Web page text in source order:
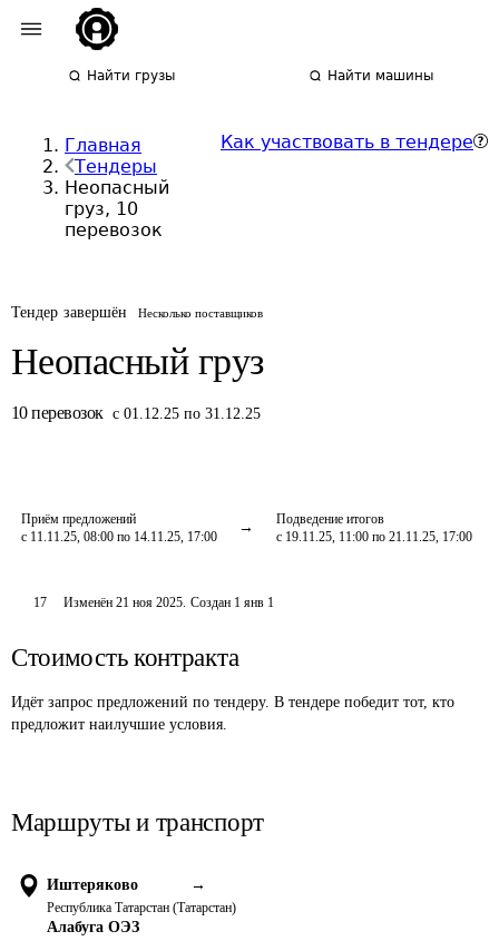
Найти грузы Найти машины
Главная
Тендеры
Неопасный
груз, 10
перевозок
Как участвовать в тендере
Тендер завершён Несколько поставщиков
Неопасный груз
10 перевозок с 01.12.25 по 31.12.25
Приём предложений
с 11.11.25, 08:00 по 14.11.25, 17:00
Подведение итогов
с 19.11.25, 11:00 по 21.11.25, 17:00
17 Изменён21 ноя 2025. Создан 1 янв 1
Стоимость контракта
Идёт запрос предложений по тендеру. В тендере победит тот, кто
предложит наилучшие условия.
Маршруты и транспорт
Иштеряково →
Республика Татарстан (Татарстан)
Алабуга ОЭЗ